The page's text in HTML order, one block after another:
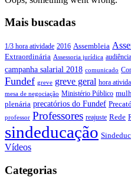
Mais buscadas
1/3 hora atividade 2016 Assembleia
Extraordinária Assessoria jurídica
campanha salarial 2018 comunicado
Fundef greve greve geral hora
mesa de negociação Ministério Público
plenária precatórios do Fundef
professor Professores reajuste Rede
sindeducação
Vídeos
Categorias